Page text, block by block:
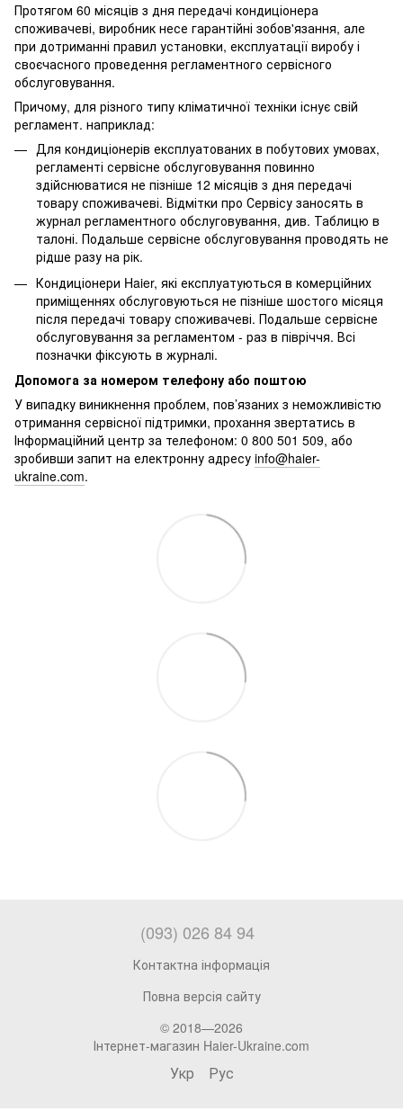
Протягом 60 місяців з дня передачі кондиціонера
споживачеві, виробник несе гарантійні зобов'язання, але
при дотриманні правил установки, експлуатації виробу і
своєчасного проведення регламентного сервісного
обслуговування.
Причому, для різного типу кліматичної техніки існує свій
регламент. наприклад:
Для кондиціонерів експлуатованих в побутових умовах,
регламенті сервісне обслуговування повинно
здійснюватися не пізніше 12 місяців з дня передачі
товару споживачеві. Відмітки про Сервісу заносять в
журнал регламентного обслуговування, див. Таблицю в
талоні. Подальше сервісне обслуговування проводять не
рідше разу на рік.
Кондиціонери Haier, які експлуатуються в комерційних
приміщеннях обслуговуються не пізніше шостого місяця
після передачі товару споживачеві. Подальше сервісне
обслуговування за регламентом - раз в півріччя. Всі
позначки фіксують в журналі.
Допомога за номером телефону або поштою
У випадку виникнення проблем, пов’язаних з неможливістю
отримання сервісної підтримки, прохання звертатись в
Інформаційний центр за телефоном: 0 800 501 509, або
зробивши запит на електронну адресу info@haier-
ukraine.com.
(093) 026 84 94
Контактна інформація
Повна версія сайту
© 2018—2026
Інтернет-магазин Haier-Ukraine.com
Укр Рус